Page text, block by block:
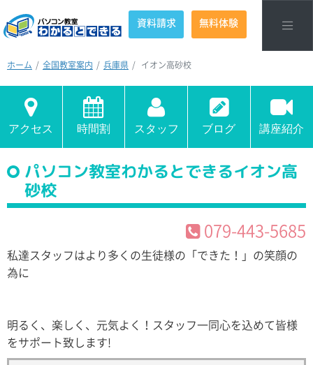
資料請求 無料体験
ホーム 全国教室案内 兵庫県 イオン高砂校
アクセス 時間割 スタッフ ブログ 講座紹介
パソコン教室わかるとできるイオン高
砂校
079-443-5685
私達スタッフはより多くの生徒様の「できた！」の笑顔の
為に
明るく、楽しく、元気よく！スタッフ一同心を込めて皆様
をサポート致します!